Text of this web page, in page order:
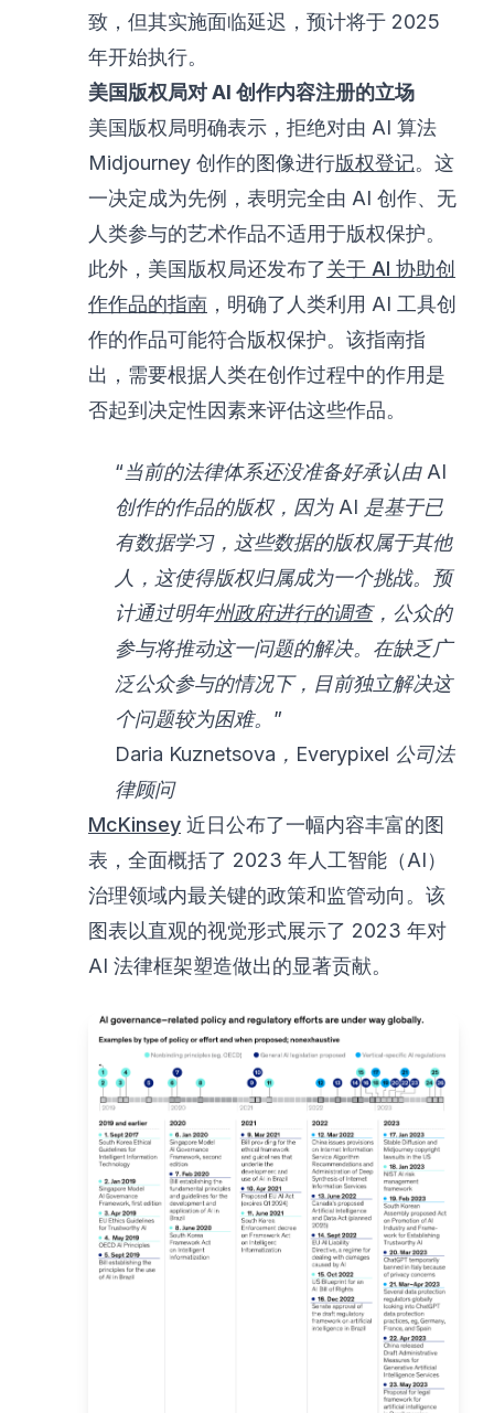
致，但其实施面临延迟，预计将于 2025
年开始执行。
美国版权局对 AI 创作内容注册的立场
美国版权局明确表示，拒绝对由 AI 算法
Midjourney 创作的图像进行版权登记。这
一决定成为先例，表明完全由 AI 创作、无
人类参与的艺术作品不适用于版权保护。
此外，美国版权局还发布了关于 AI 协助创
作作品的指南 ，明确了人类利用 AI 工具创
作的作品可能符合版权保护。该指南指
出，需要根据人类在创作过程中的作用是
否起到决定性因素来评估这些作品。
“当前的法律体系还没准备好承认由 AI
创作的作品的版权，因为 AI 是基于已
有数据学习，这些数据的版权属于其他
人，这使得版权归属成为一个挑战。预
计通过明年州政府进行的调查，公众的
参与将推动这一问题的解决。在缺乏广
泛公众参与的情况下，目前独立解决这
个问题较为困难。”
Daria Kuznetsova，Everypixel 公司法
律顾问
McKinsey 近日公布了一幅内容丰富的图
表，全面概括了 2023 年人工智能（AI）
治理领域内最关键的政策和监管动向。该
图表以直观的视觉形式展示了 2023 年对
AI 法律框架塑造做出的显著贡献。